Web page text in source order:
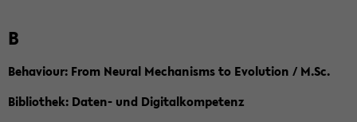
B
Behaviour: From Neural Mechanisms to Evolution / M.Sc.
Bibliothek: Daten- und Digitalkompetenz